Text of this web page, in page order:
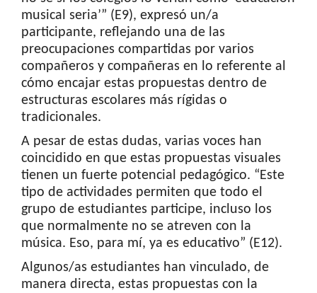
musical seria’” (E9), expresó un/a
participante, reflejando una de las
preocupaciones compartidas por varios
compañeros y compañeras en lo referente al
cómo encajar estas propuestas dentro de
estructuras escolares más rígidas o
tradicionales.
A pesar de estas dudas, varias voces han
coincidido en que estas propuestas visuales
tienen un fuerte potencial pedagógico. “Este
tipo de actividades permiten que todo el
grupo de estudiantes participe, incluso los
que normalmente no se atreven con la
música. Eso, para mí, ya es educativo” (E12).
Algunos/as estudiantes han vinculado, de
manera directa, estas propuestas con la